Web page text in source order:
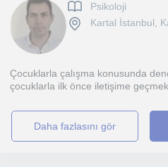
Psikoloji
Kartal İstanbul,
Çocuklarla çalışma konusunda
çocuklarla ilk önce iletişime
daha fazlasını gör